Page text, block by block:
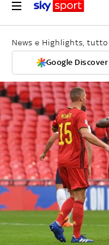
News e Highlights,
Google Discover